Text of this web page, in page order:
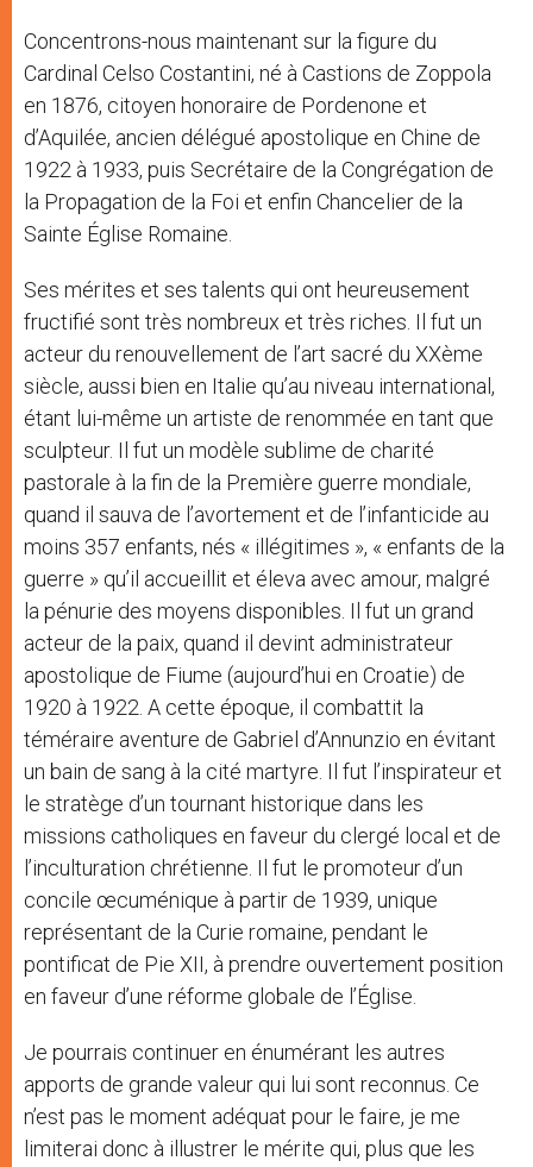
Concentrons-nous maintenant sur la figure du
Cardinal Celso Costantini, né à Castions de Zoppola
en 1876, citoyen honoraire de Pordenone et
d’Aquilée, ancien délégué apostolique en Chine de
1922 à 1933, puis Secrétaire de la Congrégation de
la Propagation de la Foi et enfin Chancelier de la
Sainte Église Romaine.
Ses mérites et ses talents qui ont heureusement
fructifié sont très nombreux et très riches. Il fut un
acteur du renouvellement de l’art sacré du XXème
siècle, aussi bien en Italie qu’au niveau international,
étant lui-même un artiste de renommée en tant que
sculpteur. Il fut un modèle sublime de charité
pastorale à la fin de la Première guerre mondiale,
quand il sauva de l’avortement et de l’infanticide au
moins 357 enfants, nés « illégitimes », « enfants de la
guerre » qu’il accueillit et éleva avec amour, malgré
la pénurie des moyens disponibles. Il fut un grand
acteur de la paix, quand il devint administrateur
apostolique de Fiume (aujourd’hui en Croatie) de
1920 à 1922. A cette époque, il combattit la
téméraire aventure de Gabriel d’Annunzio en évitant
un bain de sang à la cité martyre. Il fut l’inspirateur et
le stratège d’un tournant historique dans les
missions catholiques en faveur du clergé local et de
l’inculturation chrétienne. Il fut le promoteur d’un
concile œcuménique à partir de 1939, unique
représentant de la Curie romaine, pendant le
pontificat de Pie XII, à prendre ouvertement position
en faveur d’une réforme globale de l’Église.
Je pourrais continuer en énumérant les autres
apports de grande valeur qui lui sont reconnus. Ce
n’est pas le moment adéquat pour le faire, je me
limiterai donc à illustrer le mérite qui, plus que les